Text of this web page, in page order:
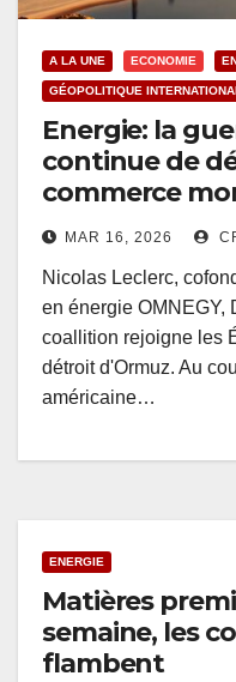
A LA UNE ECONOMIE
GÉOPOLITIQUE
Energie: la
continue de
commerce
MAR 16, 2026
Nicolas Leclerc,
en énergie OMNEGY,
coallition rejoigne les
détroit d'Ormuz. Au
américaine…
ENERGIE
Matières
semaine, les
flambent